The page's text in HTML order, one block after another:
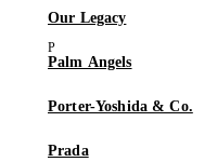
Our Legacy
Palm Angels
Porter-Yoshida & Co.
Prada